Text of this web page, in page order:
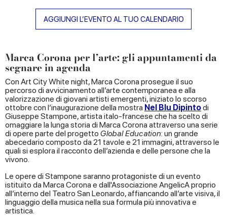
AGGIUNGI L’EVENTO AL TUO CALENDARIO
Marca Corona per l’arte: gli appuntamenti da
segnare in agenda
Con Art City White night, Marca Corona prosegue il suo
percorso di avvicinamento all’arte contemporanea e alla
valorizzazione di giovani artisti emergenti, iniziato lo scorso
ottobre con l’inaugurazione della mostra Nel Blu Dipintodi
Giuseppe Stampone, artista italo-francese che ha scelto di
omaggiare la lunga storia di Marca Corona attraverso una serie
di opere parte del progetto Global Education: un grande
abecedario composto da 21 tavole e 21 immagini, attraverso le
quali si esplora il racconto dell’azienda e delle persone che la
vivono.
Le opere di Stampone saranno protagoniste di un evento
istituito da Marca Corona e dall'Associazione AngelicA proprio
all’interno del Teatro San Leonardo, affiancando all’arte visiva, il
linguaggio della musica nella sua formula più innovativa e
artistica.